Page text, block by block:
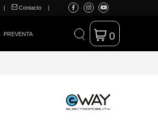
| Contacto |
PREVENTA 0